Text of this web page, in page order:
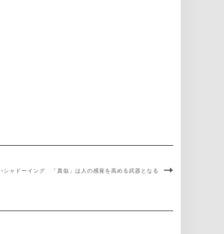
シャドーイング 「真似」は人の感覚を高める武器となる